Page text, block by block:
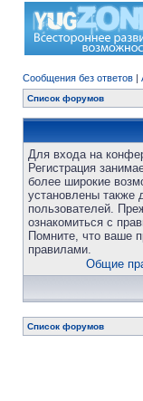
Сообщения без ответов |
Список форумов
Для входа на
Регистрация
более широкие
установлены также
пользователей.
ознакомиться с
Помните, что ваше
правилами.
Общие
Список форумов